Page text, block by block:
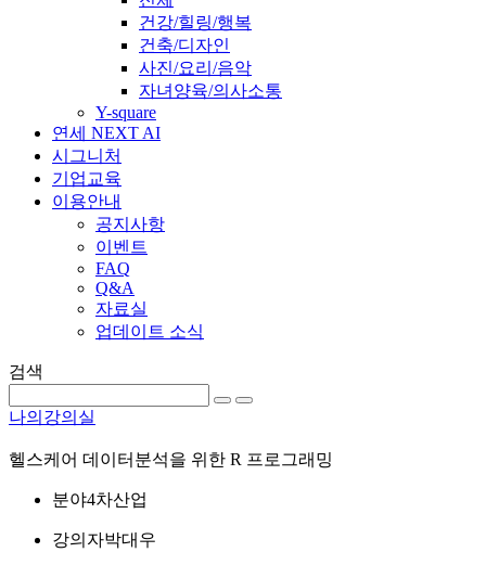
건강/힐링/행복
건축/디자인
사진/요리/음악
자녀양육/의사소통
Y-square
연세 NEXT AI
시그니처
기업교육
이용안내
공지사항
이벤트
FAQ
Q&A
자료실
업데이트 소식
검색
나의강의실
헬스케어 데이터분석을 위한 R 프로그래밍
분야4차산업
강의자박대우